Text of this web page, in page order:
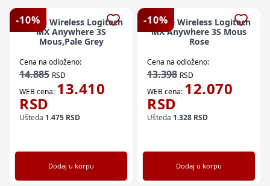
-10%
Mouse Wireless Logitech
MX Anywhere 3S
Mous,Pale Grey
Cena na odloženo:
14.885 RSD
WEB cena: 13.410
RSD
Ušteda 1.475 RSD
Dodaj u korpu
-10%
Mouse Wireless Logitech
MX Anywhere 3S Mous
Rose
Cena na odloženo:
13.398 RSD
WEB cena: 12.070
RSD
Ušteda 1.328 RSD
Dodaj u korpu